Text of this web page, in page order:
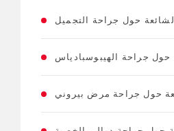
حول جراحة التجميل
حول جراحة الهيبوسبادياس
حول جراحة مرض بيروني